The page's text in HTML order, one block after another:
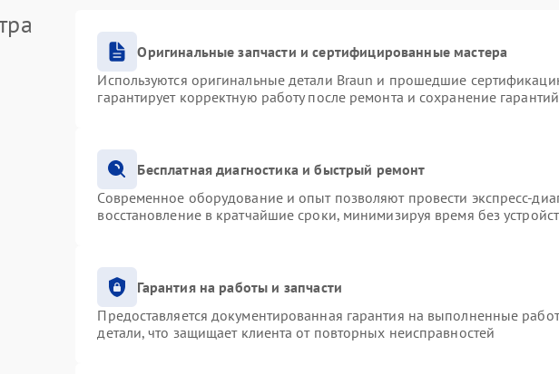
Оригинальные запчасти и сертифицированные мастера
Используются оригинальные детали Braun и прошедшие
гарантирует корректную работу после ремонта и сохранение
Бесплатная диагностика и быстрый ремонт
Современное оборудование и опыт позволяют провести экспресс-
восстановление в кратчайшие сроки, минимизируя время без
Гарантия на работы и запчасти
Предоставляется документированная гарантия на выполненные
детали, что защищает клиента от повторных неисправностей